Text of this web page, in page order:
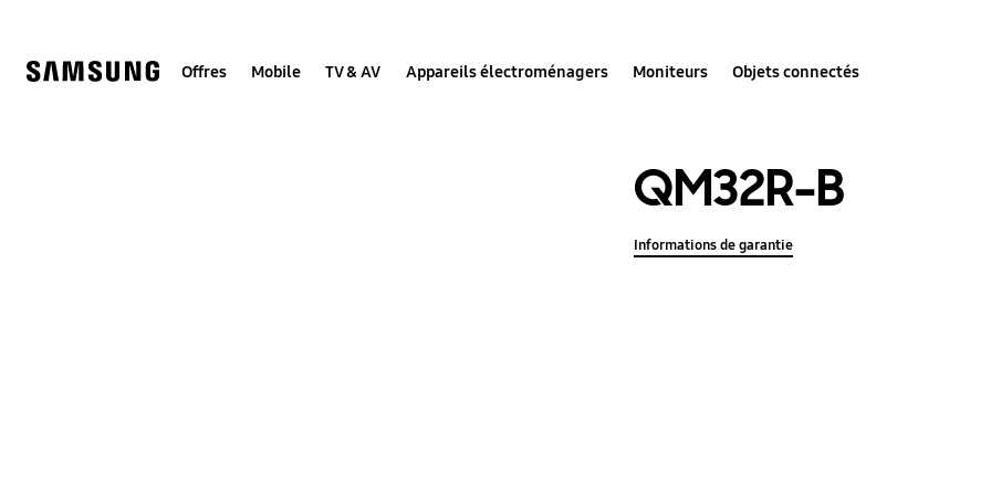
Offres Mobile TV & AV Appareils électroménagers Moniteurs Objets connectés
QM32R-B
Informations de garantie